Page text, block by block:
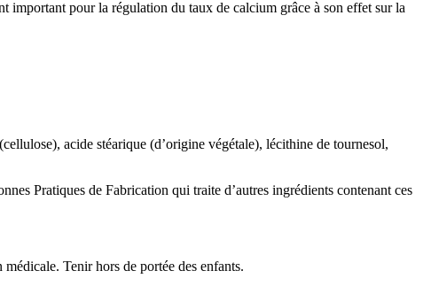
important pour la régulation du taux de calcium grâce à son effet sur la
acide stéarique (d’origine végétale), lécithine de tournesol,
Pratiques de Fabrication qui traite d’autres ingrédients contenant ces
Tenir hors de portée des enfants.